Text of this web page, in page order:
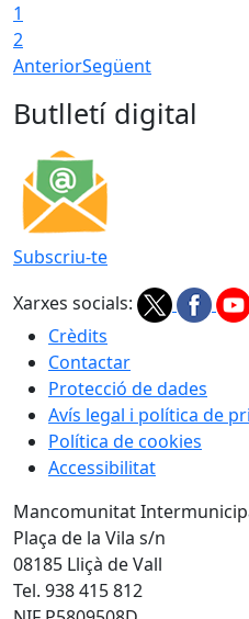
1
2
AnteriorSegüent
Butlletí digital
Subscriu-te
Xarxes socials:
Crèdits
Contactar
Protecció de dades
Avís legal i política de
Política de cookies
Accessibilitat
Mancomunitat
Plaça de la Vila s/n
08185 Lliçà de Vall
Tel. 938 415 812